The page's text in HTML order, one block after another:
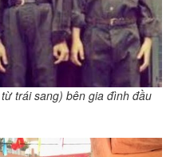
trái sang) bên gia đình đầu